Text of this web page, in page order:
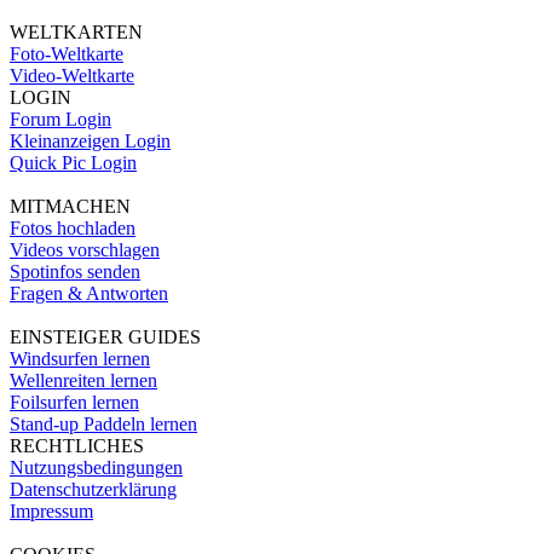
WELTKARTEN
Foto-Weltkarte
Video-Weltkarte
LOGIN
Forum Login
Kleinanzeigen Login
Quick Pic Login
MITMACHEN
Fotos hochladen
Videos vorschlagen
Spotinfos senden
Fragen & Antworten
EINSTEIGER GUIDES
Windsurfen lernen
Wellenreiten lernen
Foilsurfen lernen
Stand-up Paddeln lernen
RECHTLICHES
Nutzungsbedingungen
Datenschutzerklärung
Impressum